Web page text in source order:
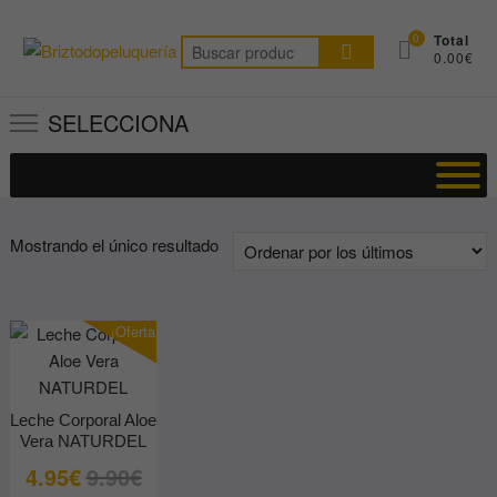
contenido
Buscar
por:
0 Total
0.00€
SELECCIONA
Mostrando el único resultado
¡Oferta!
Leche Corporal Aloe
Vera NATURDEL
9.90€El
4.95€
El